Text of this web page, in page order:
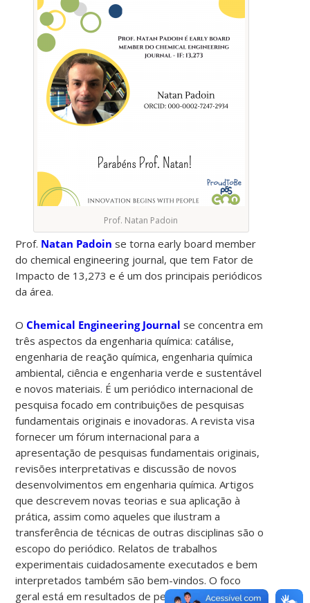
Prof. Natan Padoin
Prof. Natan Padoin se torna early board member
do chemical engineering journal, que tem Fator de
Impacto de 13,273 e é um dos principais periódicos
da área.
OChemical Engineering Journal se concentra em
três aspectos da engenharia química: catálise,
engenharia de reação química, engenharia química
ambiental, ciência e engenharia verde e sustentável
e novos materiais. É um periódico internacional de
pesquisa focado em contribuições de pesquisas
fundamentais originais e inovadoras. A revista visa
fornecer um fórum internacional para a
apresentação de pesquisas fundamentais originais,
revisões interpretativas e discussão de novos
desenvolvimentos em engenharia química. Artigos
que descrevem novas teorias e sua aplicação à
prática, assim como aqueles que ilustram a
transferência de técnicas de outras disciplinas são o
escopo do periódico. Relatos de trabalhos
experimentais cuidadosamente executados e bem
interpretados também são bem-vindos. O foco
geral está em resultados de pesquisa originais e